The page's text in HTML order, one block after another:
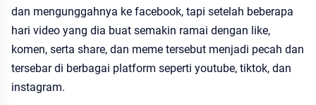
dan mengunggahnya ke facebook, tapi setelah beberapa
hari video yang dia buat semakin ramai dengan like,
komen, serta share, dan meme tersebut menjadi pecah dan
tersebar di berbagai platform seperti youtube, tiktok, dan
instagram.